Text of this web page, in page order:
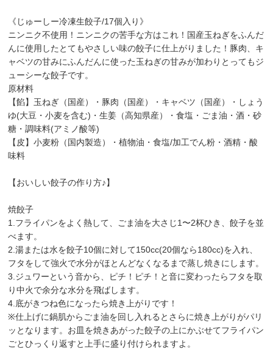
《じゅーしー冷凍生餃子/17個入り》
ニンニク不使用！ニンニクの苦手な方はこれ！国産玉ねぎをふんだ
んに使用したとてもやさしい味の餃子に仕上がりました！豚肉、キ
ャベツの甘みにふんだんに使った玉ねぎの甘みが加わりとってもジ
ューシーな餃子です。
原材料
【餡】玉ねぎ（国産）・豚肉（国産）・キャベツ（国産）・しょう
ゆ(大豆・小麦を含む)・生姜（高知県産）・食塩・ごま油・酒・砂
糖・調味料(アミノ酸等)
【皮】小麦粉（国内製造）・植物油・食塩/加工でん粉・酒精・酸
味料
【おいしい餃子の作り方♪】
焼餃子
1.フライパンをよく熱して、ごま油を大さじ1〜2杯ひき、餃子を並
べます。
2.湯または水を餃子10個に対して150cc(20個なら180cc)を入れ、
フタをして強火で水分がほとんどなくなるまで蒸し焼きにします。
3.ジュワーという音から、ピチ！ピチ！と音に変わったらフタを取
り中火で余分な水分を飛ばします。
4.底がきつね色になったら焼き上がりです！
※仕上げに鍋肌からごま油を回し入れるとさらに焼き上がりがパリ
ッとなります。お皿を焼きあがった餃子の上にかぶせてフライパン
ごとひっくり返すと上手に盛り付けられますよ。